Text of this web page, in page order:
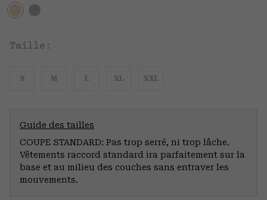
Taille:
S M L XL XXL
Guide des tailles
COUPE STANDARD: Pas trop serré, ni trop lâche.
Vêtements raccord standard ira parfaitement sur la
base et au milieu des couches sans entraver les
mouvements.